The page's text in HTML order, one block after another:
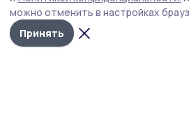
можно отменить в настройках
Принять